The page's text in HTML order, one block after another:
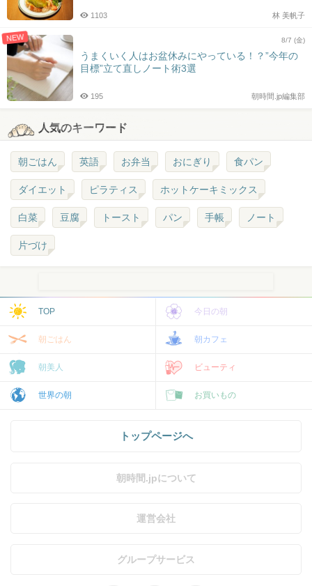
林 美帆子
1103
NEW 8/7 (金)
うまくいく人はお盆休みにやっている！？”今年の
目標”立て直しノート術3選
朝時間.jp編集部
195
人気のキーワード
朝ごはん 英語 お弁当 おにぎり 食パン
ダイエット ピラティス ホットケーキミックス
白菜 豆腐 トースト パン 手帳 ノート
片づけ
TOP 今日の朝
朝ごはん 朝カフェ
朝美人 ビューティ
世界の朝 お買いもの
トップページへ
朝時間.jpについて
運営会社
グループサービス